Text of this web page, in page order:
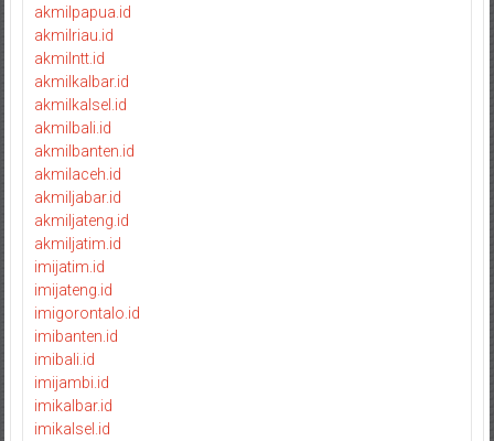
akmilpapua.id
akmilriau.id
akmilntt.id
akmilkalbar.id
akmilkalsel.id
akmilbali.id
akmilbanten.id
akmilaceh.id
akmiljabar.id
akmiljateng.id
akmiljatim.id
imijatim.id
imijateng.id
imigorontalo.id
imibanten.id
imibali.id
imijambi.id
imikalbar.id
imikalsel.id